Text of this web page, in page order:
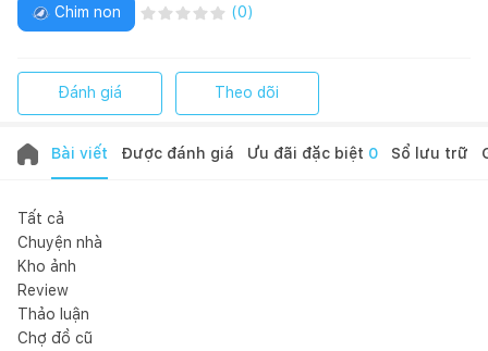
Chim non (0)
Đánh giá Theo dõi
Bài viết Được đánh giá Ưu đãi đặc biệt 0 Sổ lưu trữ
Tất cả
Chuyện nhà
Kho ảnh
Review
Thảo luận
Chợ đồ cũ